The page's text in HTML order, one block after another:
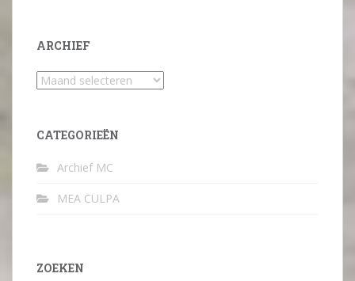
ARCHIEF
Archief
CATEGORIEËN
Archief MC
MEA CULPA
ZOEKEN